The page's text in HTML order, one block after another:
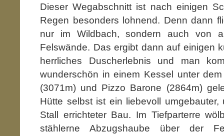
Dieser Wegabschnitt ist nach einigen
Regen besonders lohnend. Denn dann
nur im Wildbach, sondern auch von
Felswände. Das ergibt dann auf einigen
herrliches Duscherlebnis und man
wunderschön in einem Kessel unter
(3071m) und Pizzo Barone (2864m)
Hütte selbst ist ein liebevoll umgebauter,
Stall errichteter Bau. Im Tiefparterre
stählerne Abzugshaube über der